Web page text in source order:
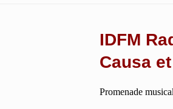
IDFM
Causa
Promenade